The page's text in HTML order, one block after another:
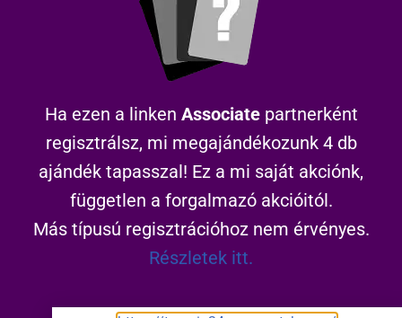
Ha ezen a linken Associatepartnerként
regisztrálsz, mi megajándékozunk 4 db
ajándék tapasszal! Ez a mi saját akciónk,
független a forgalmazó akcióitól.
Más típusú regisztrációhoz nem érvényes.
Részletek itt.